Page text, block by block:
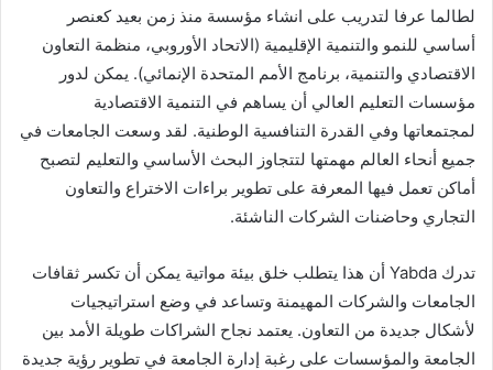
لطالما عرفا لتدريب على انشاء مؤسسة منذ زمن بعيد كعنصر
أساسي للنمو والتنمية الإقليمية (الاتحاد الأوروبي، منظمة التعاون
الاقتصادي والتنمية، برنامج الأمم المتحدة الإنمائي). يمكن لدور
مؤسسات التعليم العالي أن يساهم في التنمية الاقتصادية
لمجتمعاتها وفي القدرة التنافسية الوطنية. لقد وسعت الجامعات في
جميع أنحاء العالم مهمتها لتتجاوز البحث الأساسي والتعليم لتصبح
أماكن تعمل فيها المعرفة على تطوير براءات الاختراع والتعاون
التجاري وحاضنات الشركات الناشئة.
تدرك Yabda أن هذا يتطلب خلق بيئة مواتية يمكن أن تكسر ثقافات
الجامعات والشركات المهيمنة وتساعد في وضع استراتيجيات
لأشكال جديدة من التعاون. يعتمد نجاح الشراكات طويلة الأمد بين
الجامعة والمؤسسات على رغبة إدارة الجامعة في تطوير رؤية جديدة